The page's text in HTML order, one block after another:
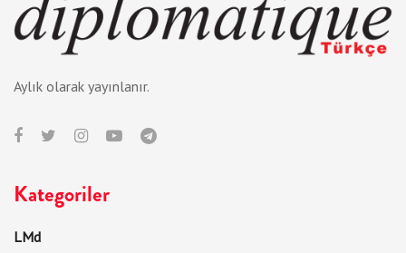
Aylık olarak yayınlanır.
Kategoriler
LMd